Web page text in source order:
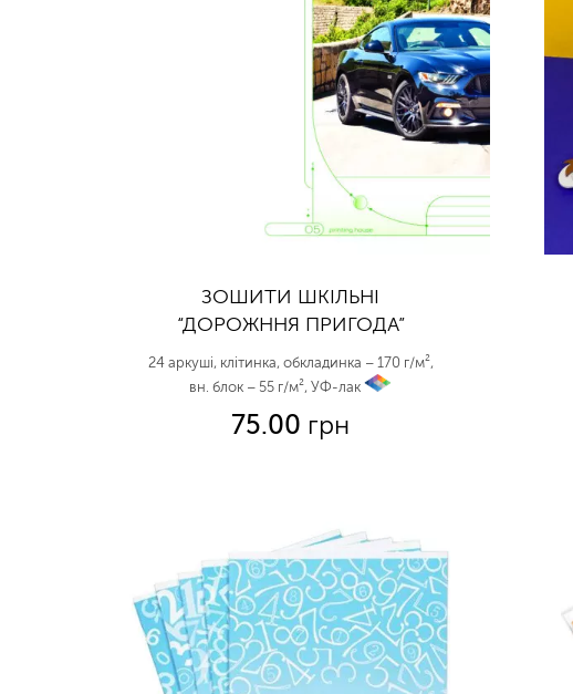
ЗОШИТИ ШКІЛЬНІ
“ДОРОЖННЯ ПРИГОДА”
24 аркуші, клітинка, обкладинка – 170 г/м²,
вн. блок – 55 г/м², УФ-лак
75.00 грн